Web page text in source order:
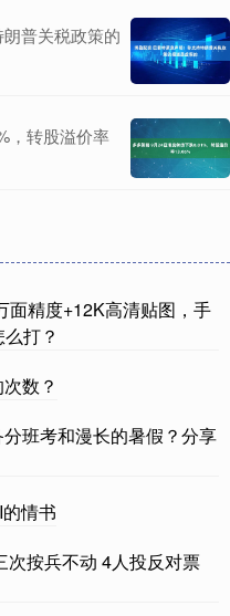
普关税政策的
，转股溢价率
面精度+12K高清贴图，手
打？
数？
班考和漫长的暑假？分享
情书
次按兵不动 4人投反对票